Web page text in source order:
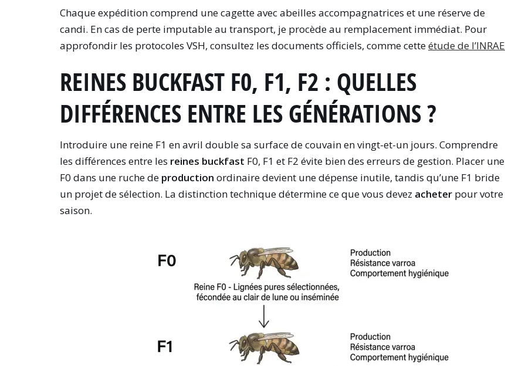
Chaque expédition comprend une cagette avec abeilles accompagnatrices et une réserve de
candi. En cas de perte imputable au transport, je procède au remplacement immédiat. Pour
approfondir les protocoles VSH, consultez les documents officiels, comme cetteétude de l’INRAE
REINES BUCKFAST F0, F1, F2 : QUELLES
DIFFÉRENCES ENTRE LES GÉNÉRATIONS ?
Introduire une reine F1 en avril double sa surface de couvain en vingt-et-un jours. Comprendre
les différences entre les reines buckfast F0, F1 et F2 évite bien des erreurs de gestion. Placer une
F0 dans une ruche de production ordinaire devient une dépense inutile, tandis qu’une F1 bride
un projet de sélection. La distinction technique détermine ce que vous devez acheter pour votre
saison.